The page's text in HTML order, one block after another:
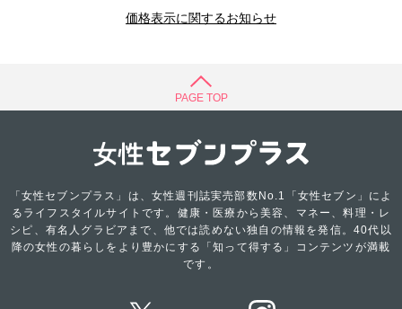
価格表示に関するお知らせ
PAGE TOP
「女性セブンプラス」は、女性週刊誌実売部数No.1「女性セブン」によ
るライフスタイルサイトです。健康・医療から美容、マネー、料理・レ
シピ、有名人グラビアまで、他では読めない独自の情報を発信。40代以
降の女性の暮らしをより豊かにする「知って得する」コンテンツが満載
です。